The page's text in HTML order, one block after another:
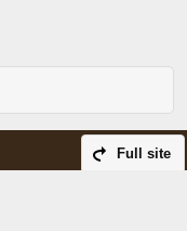
Full site